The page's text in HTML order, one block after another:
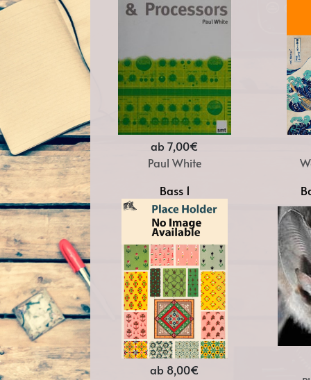
ab 7,00€
Paul White
Bass 1
ab 8,00€